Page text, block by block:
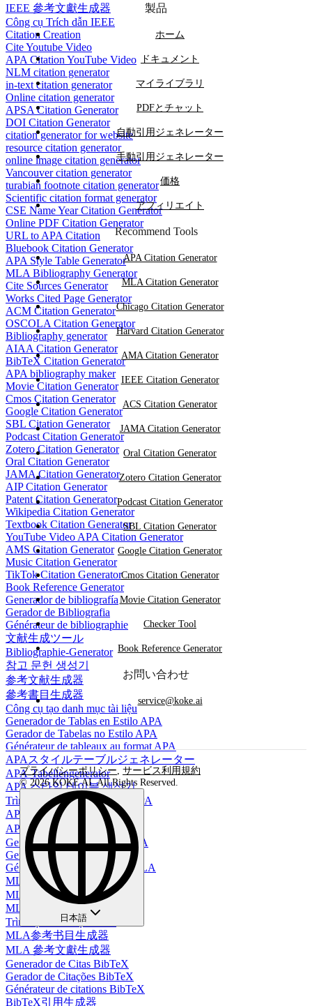
IEEE 參考文獻生成器
Công cụ Trích dẫn IEEE
Citation Creation
Cite Youtube Video
APA Citation YouTube Video
NLM citation generator
in-text citation generator
Online citation generator
APSA Citation Generator
DOI Citation Generator
citation generator for website
resource citation generator
online image citation generator
Vancouver citation generator
turabian footnote citation generator
Scientific citation format generator
CSE Name Year Citation Generator
Online PDF Citation Generator
URL to APA Citation
Bluebook Citation Generator
APA Style Table Generator
MLA Bibliography Generator
Cite Sources Generator
Works Cited Page Generator
ACM Citation Generator
OSCOLA Citation Generator
Bibliography generator
AIAA Citation Generator
BibTeX Citation Generator
APA bibliography maker
Movie Citation Generator
Cmos Citation Generator
Google Citation Generator
SBL Citation Generator
Podcast Citation Generator
Zotero Citation Generator
Oral Citation Generator
JAMA Citation Generator
AIP Citation Generator
Patent Citation Generator
Wikipedia Citation Generator
Textbook Citation Generator
YouTube Video APA Citation Generator
AMS Citation Generator
Music Citation Generator
TikTok Citation Generator
Book Reference Generator
Generador de bibliografía
Gerador de Bibliografia
Générateur de bibliographie
文献生成ツール
Bibliographie-Generator
참고 문헌 생성기
参考文献生成器
參考書目生成器
Công cụ tạo danh mục tài liệu
Generador de Tablas en Estilo APA
Gerador de Tabelas no Estilo APA
Générateur de tableaux au format APA
APAスタイルテーブルジェネレーター
APA-Tabellengenerator
APA 스타일 테이블 생성기
Trình Tạo Bảng Định Dạng APA
APA格式表格生成器
APA 格式表生成器
Generador de Bibliografía MLA
Gerador de Bibliografia MLA
Générateur de bibliographie MLA
MLA 文献生成器
MLA Bibliographie Generator
MLA 참고문헌 생성기
Trình tạo Thư mục MLA
MLA参考书目生成器
MLA 參考文獻生成器
Generador de Citas BibTeX
Gerador de Citações BibTeX
Générateur de citations BibTeX
BibTeX引用生成器
製品
ホーム
ドキュメント
マイライブラリ
PDFとチャット
自動引用ジェネレーター
手動引用ジェネレーター
価格
アフィリエイト
Recommend Tools
APA Citation Generator
MLA Citation Generator
Chicago Citation Generator
Harvard Citation Generator
AMA Citation Generator
IEEE Citation Generator
ACS Citation Generator
JAMA Citation Generator
Oral Citation Generator
Zotero Citation Generator
Podcast Citation Generator
SBL Citation Generator
Google Citation Generator
Cmos Citation Generator
Movie Citation Generator
Checker Tool
Book Reference Generator
お問い合わせ
service@koke.ai
プライバシーポリシー, サービス利用規約
© 2026 KOKE AI. All Rights Reserved.
日本語